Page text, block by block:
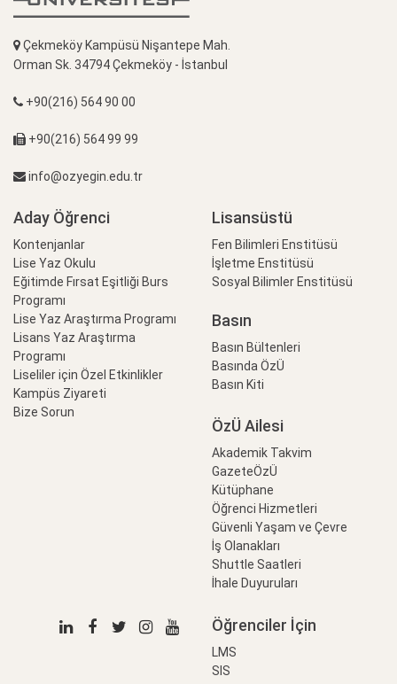
Çekmeköy Kampüsü Nişantepe Mah.
Orman Sk. 34794 Çekmeköy - İstanbul
+90(216) 564 90 00
+90(216) 564 99 99
info@ozyegin.edu.tr
Aday Öğrenci
Kontenjanlar
Lise Yaz Okulu
Eğitimde Fırsat Eşitliği Burs
Programı
Lise Yaz Araştırma Programı
Lisans Yaz Araştırma
Programı
Liseliler için Özel Etkinlikler
Kampüs Ziyareti
Bize Sorun
Lisansüstü
Fen Bilimleri Enstitüsü
İşletme Enstitüsü
Sosyal Bilimler Enstitüsü
Basın
Basın Bültenleri
Basında ÖzÜ
Basın Kiti
ÖzÜ Ailesi
Akademik Takvim
GazeteÖzÜ
Kütüphane
Öğrenci Hizmetleri
Güvenli Yaşam ve Çevre
İş Olanakları
Shuttle Saatleri
İhale Duyuruları
Öğrenciler İçin
LMS
SIS